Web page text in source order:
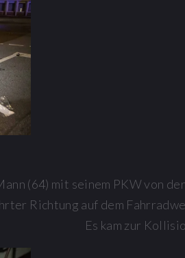
(64) mit seinem PKW von
Richtung auf dem
Es kam zur